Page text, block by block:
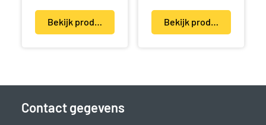
Bekijk product(en) Bekijk product(en)
Contact gegevens